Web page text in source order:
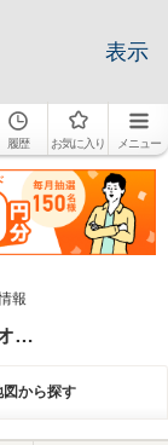
表示
履歴 お気に入り メニュー
報
フェラーリ 812スーパーファスト ワンオーナー
図から探す